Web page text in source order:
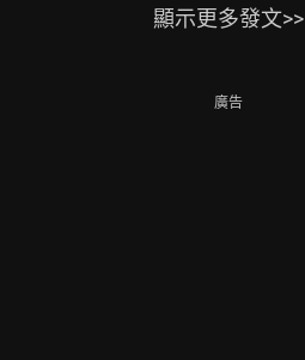
顯示更多發文>>
廣告